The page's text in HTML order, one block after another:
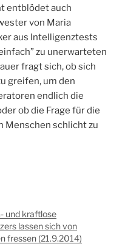
entblödet auch
von Maria
aus Intelligenztests
zu unerwarteten
fragt sich, ob sich
greifen, um den
endlich die
ob die Frage für die
Menschen schlicht zu
und kraftlose
lassen sich von
fressen (21.9.2014)